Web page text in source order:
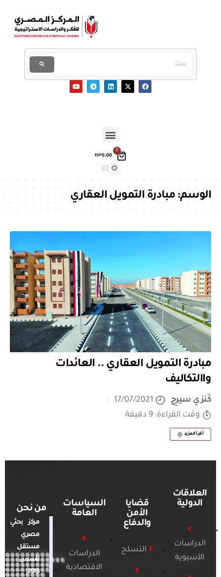
0
EGP0.00
الوسم:مبادرة التمويل العقاري
مبادرة التمويل العقاري .. العائدات
واالتكاليف
كَنزي سيرِج
17/07/2021
وقت القراءة: 9 دقيقة
أقرأ المزيد
العلاقات
الدولية
الدراسات
الآسيوية
قضايا
الأمن
والدفاع
التسلح
السياسات
العامة
الدراسات
الاقتصادية
من نحن
مركز بحثي
مصري
مستقل
تأسس
2018.